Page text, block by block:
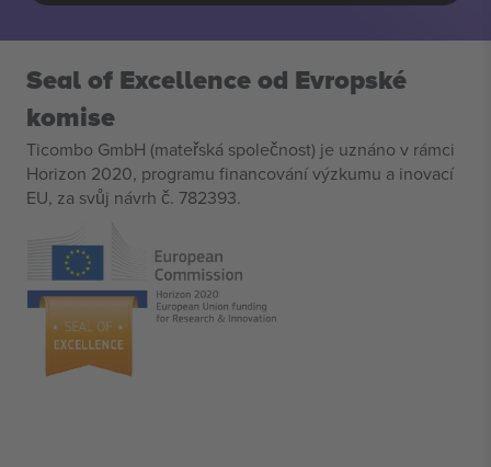
Seal of Excellence od Evropské
komise
Ticombo GmbH (mateřská společnost) je uznáno v rámci
Horizon 2020, programu financování výzkumu a inovací
EU, za svůj návrh č. 782393.